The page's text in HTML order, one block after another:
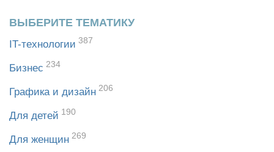
ВЫБЕРИТЕ ТЕМАТИКУ
IT-технологии 387
Бизнес 234
Графика и дизайн 206
Для детей 190
Для женщин 269